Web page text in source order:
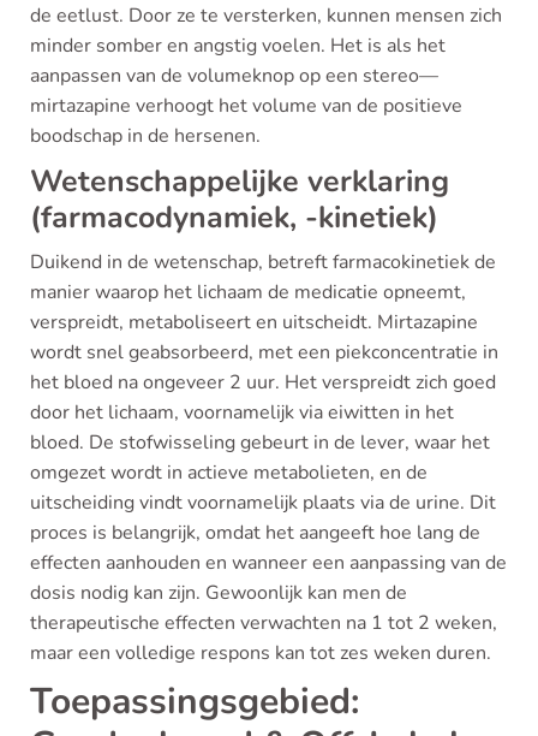
de eetlust. Door ze te versterken, kunnen mensen zich
minder somber en angstig voelen. Het is als het
aanpassen van de volumeknop op een stereo—
mirtazapine verhoogt het volume van de positieve
boodschap in de hersenen.
Wetenschappelijke verklaring
(farmacodynamiek, -kinetiek)
Duikend in de wetenschap, betreft farmacokinetiek de
manier waarop het lichaam de medicatie opneemt,
verspreidt, metaboliseert en uitscheidt. Mirtazapine
wordt snel geabsorbeerd, met een piekconcentratie in
het bloed na ongeveer 2 uur. Het verspreidt zich goed
door het lichaam, voornamelijk via eiwitten in het
bloed. De stofwisseling gebeurt in de lever, waar het
omgezet wordt in actieve metabolieten, en de
uitscheiding vindt voornamelijk plaats via de urine. Dit
proces is belangrijk, omdat het aangeeft hoe lang de
effecten aanhouden en wanneer een aanpassing van de
dosis nodig kan zijn. Gewoonlijk kan men de
therapeutische effecten verwachten na 1 tot 2 weken,
maar een volledige respons kan tot zes weken duren.
Toepassingsgebied: